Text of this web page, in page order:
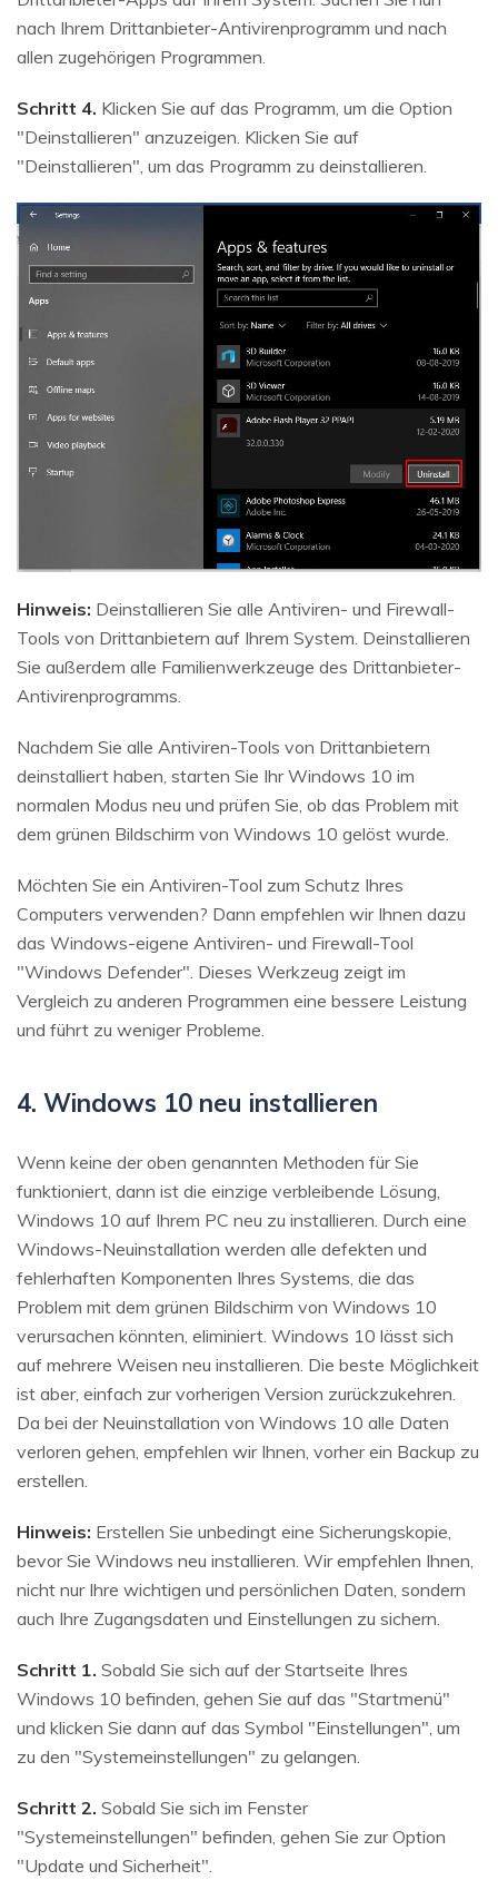
nach Ihrem Drittanbieter-Antivirenprogramm und nach
allen zugehörigen Programmen.
Schritt 4. Klicken Sie auf das Programm, um die Option
"Deinstallieren" anzuzeigen. Klicken Sie auf
"Deinstallieren", um das Programm zu deinstallieren.
Hinweis: Deinstallieren Sie alle Antiviren- und Firewall-
Tools von Drittanbietern auf Ihrem System. Deinstallieren
Sie außerdem alle Familienwerkzeuge des Drittanbieter-
Antivirenprogramms.
Nachdem Sie alle Antiviren-Tools von Drittanbietern
deinstalliert haben, starten Sie Ihr Windows 10 im
normalen Modus neu und prüfen Sie, ob das Problem mit
dem grünen Bildschirm von Windows 10 gelöst wurde.
Möchten Sie ein Antiviren-Tool zum Schutz Ihres
Computers verwenden? Dann empfehlen wir Ihnen dazu
das Windows-eigene Antiviren- und Firewall-Tool
"Windows Defender". Dieses Werkzeug zeigt im
Vergleich zu anderen Programmen eine bessere Leistung
und führt zu weniger Probleme.
4. Windows 10 neu installieren
Wenn keine der oben genannten Methoden für Sie
funktioniert, dann ist die einzige verbleibende Lösung,
Windows 10 auf Ihrem PC neu zu installieren. Durch eine
Windows-Neuinstallation werden alle defekten und
fehlerhaften Komponenten Ihres Systems, die das
Problem mit dem grünen Bildschirm von Windows 10
verursachen könnten, eliminiert. Windows 10 lässt sich
auf mehrere Weisen neu installieren. Die beste Möglichkeit
ist aber, einfach zur vorherigen Version zurückzukehren.
Da bei der Neuinstallation von Windows 10 alle Daten
verloren gehen, empfehlen wir Ihnen, vorher ein Backup zu
erstellen.
Hinweis: Erstellen Sie unbedingt eine Sicherungskopie,
bevor Sie Windows neu installieren. Wir empfehlen Ihnen,
nicht nur Ihre wichtigen und persönlichen Daten, sondern
auch Ihre Zugangsdaten und Einstellungen zu sichern.
Schritt 1. Sobald Sie sich auf der Startseite Ihres
Windows 10 befinden, gehen Sie auf das "Startmenü"
und klicken Sie dann auf das Symbol "Einstellungen", um
zu den "Systemeinstellungen" zu gelangen.
Schritt 2. Sobald Sie sich im Fenster
"Systemeinstellungen" befinden, gehen Sie zur Option
"Update und Sicherheit".